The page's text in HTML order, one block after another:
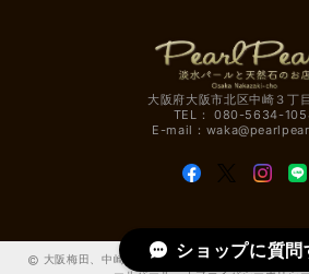
大阪府大阪市北区中崎３丁
TEL： 080-5634-
E-mail：
大阪梅田、中崎町の淡水パールと天然石アクセサ
ショップに質問